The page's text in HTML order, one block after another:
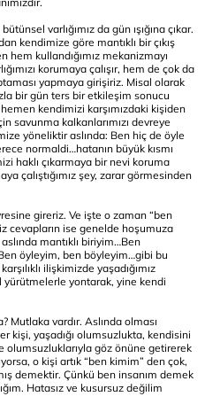
varlığımız da gün ışığına çıkar.
kendimize göre mantıklı bir çıkış
hem kullandığımız mekanizmayı
korumaya çalışır, hem de çok da
yapmaya girişiriz. Misal olarak
bir gün ters bir etkileşim sonucu
kendimizi karşımızdaki kişiden
savunma kalkanlarımızı devreye
yöneliktir aslında: Ben hiç de öyle
normaldi…hatanın büyük kısmı
haklı çıkarmaya bir nevi koruma
çalıştığımız şey, zarar görmesinden
gireriz. Ve işte o zaman “ben
cevapların ise genelde hoşumuza
mantıklı biriyim…Ben
öyleyim, ben böyleyim…gibi bu
ilişkimizde yaşadığımız
yürütmelerle yontarak, yine kendi
Mutlaka vardır. Aslında olması
kişi, yaşadığı olumsuzlukta, kendisini
olumsuzluklarıyla göz önüne getirerek
o kişi artık “ben kimim” den çok,
demektir. Çünkü ben insanım demek
Hatasız ve kusursuz değilim